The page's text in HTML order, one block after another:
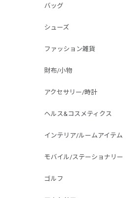
バッグ
シューズ
ファッション雑貨
財布/小物
アクセサリー/時計
ヘルス&コスメティクス
インテリア/ルームアイテム
モバイル/ステーショナリー
ゴルフ
THE DUFFER OF ST.GEORGE
プリントTシャツ